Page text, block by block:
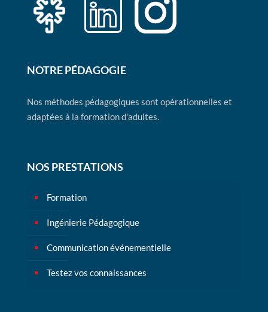
NOTRE PÉDAGOGIE
Nos méthodes pédagogiques sont opérationnelles et
adaptées à la formation d'adultes.
NOS PRESTATIONS
Formation
Ingénierie Pédagogique
Communication événementielle
Testez vos connaissances